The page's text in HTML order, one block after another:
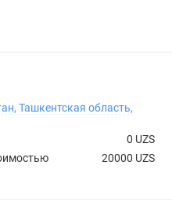
Ташкентская область,
0 UZS
20000 UZS